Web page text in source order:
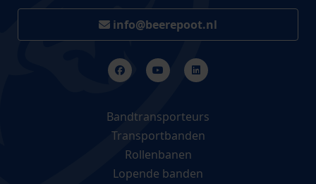
info@beerepoot.nl
Bandtransporteurs
Transportbanden
Rollenbanen
Lopende banden